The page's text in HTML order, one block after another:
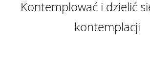
Kontemplować i dzielić
kontemplacji